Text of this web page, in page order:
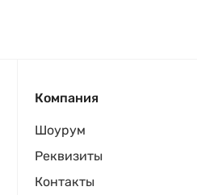
Компания
Шоурум
Реквизиты
Контакты